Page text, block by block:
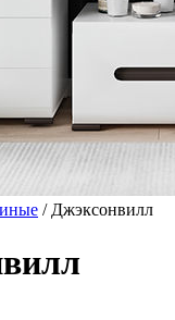
/ Джэксонвилл